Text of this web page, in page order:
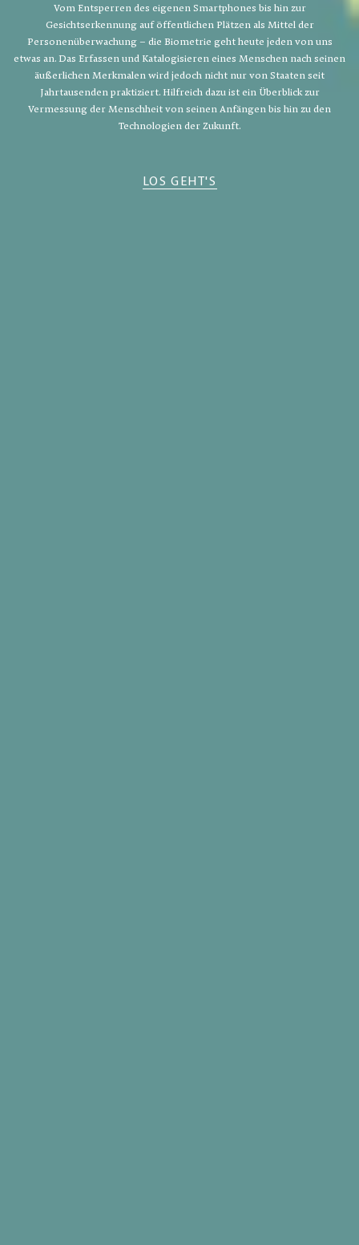
Vom Entsperren des eigenen Smartphones bis hin zur
Gesichtserkennung auf öffentlichen Plätzen als Mittel der
Personenüberwachung – die Biometrie geht heute jeden von uns
etwas an. Das Erfassen und Katalogisieren eines Menschen nach seinen
äußerlichen Merkmalen wird jedoch nicht nur von Staaten seit
Jahrtausenden praktiziert. Hilfreich dazu ist ein Überblick zur
Vermessung der Menschheit von seinen Anfängen bis hin zu den
Technologien der Zukunft.
LOS GEHT'S